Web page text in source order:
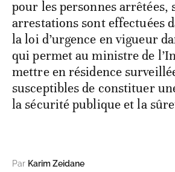
pour les personnes arrêtées,
arrestations sont effectuées
la loi d’urgence en vigueur
qui permet au ministre de
mettre en résidence
susceptibles de constituer
la sécurité publique et la
Par Karim Zeidane